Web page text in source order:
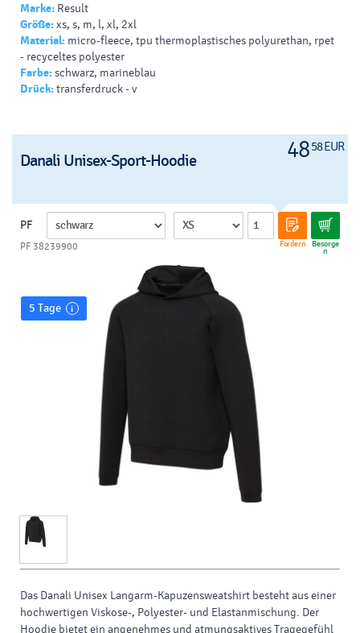
Regenwasser perlt vom Kleidungsstück ab
recyceltes Polyester aus ca. 18 Flaschen (TOPGREEN®)
stand
langer Reißverschluss mit Kinnschutz und abnehmbarem
Zugband
reflektierender Schulterbesatz
Marke: Result
Größe:xs, s, m, l, xl, 2xl
Material: micro-fleece, tpu thermoplastisches polyurethan, rpet
- recyceltes polyester
Farbe:schwarz, marineblau
Drück:transferdruck - v
4858 EUR
Danali Unisex-Sport-Hoodie
PF
Fordern Besorge
n
PF 38239900
5 Tage
Das Danali Unisex Langarm-Kapuzensweatshirt besteht aus einer
hochwertigen Viskose-, Polyester- und Elastanmischung. Der
Hoodie bietet ein angenehmes und atmungsaktives Tragegefühl